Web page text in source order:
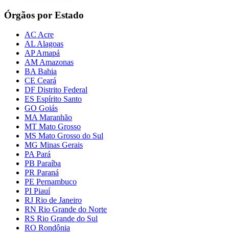
Órgãos por Estado
AC Acre
AL Alagoas
AP Amapá
AM Amazonas
BA Bahia
CE Ceará
DF Distrito Federal
ES Espírito Santo
GO Goiás
MA Maranhão
MT Mato Grosso
MS Mato Grosso do Sul
MG Minas Gerais
PA Pará
PB Paraíba
PR Paraná
PE Pernambuco
PI Piauí
RJ Rio de Janeiro
RN Rio Grande do Norte
RS Rio Grande do Sul
RO Rondônia